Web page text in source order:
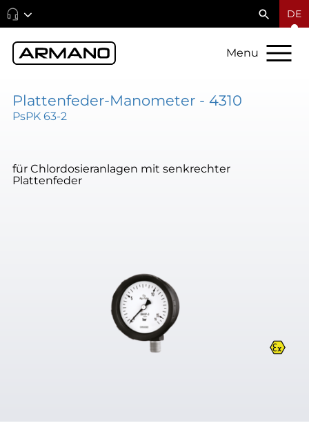
DE
Menu
Plattenfeder-Manometer - 4310
PsPK 63-2
für Chlordosieranlagen mit senkrechter
Plattenfeder